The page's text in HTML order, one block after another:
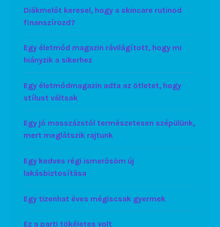
Diákmelót keresel, hogy a skincare rutinod
finanszírozd?
Egy életmód magazin rávilágított, hogy mi
hiányzik a sikerhez
Egy életmódmagazin adta az ötletet, hogy
stílust váltsak
Egy jó masszázstól természetesen szépülünk,
mert meglátszik rajtunk
Egy kedves régi ismerősöm új
lakásbiztosítása
Egy tizenhat éves mégiscsak gyermek
Ez a parti tökéletes volt